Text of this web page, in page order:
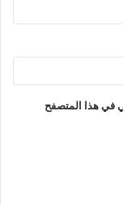
في هذا المتصفح